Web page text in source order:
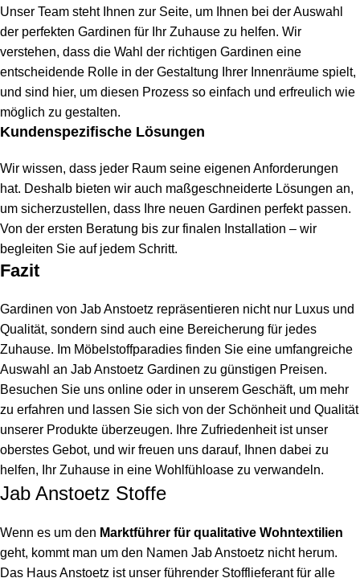
Unser Team steht Ihnen zur Seite, um Ihnen bei der Auswahl
der perfekten Gardinen für Ihr Zuhause zu helfen. Wir
verstehen, dass die Wahl der richtigen Gardinen eine
entscheidende Rolle in der Gestaltung Ihrer Innenräume spielt,
und sind hier, um diesen Prozess so einfach und erfreulich wie
möglich zu gestalten.
Kundenspezifische Lösungen
Wir wissen, dass jeder Raum seine eigenen Anforderungen
hat. Deshalb bieten wir auch maßgeschneiderte Lösungen an,
um sicherzustellen, dass Ihre neuen Gardinen perfekt passen.
Von der ersten Beratung bis zur finalen Installation – wir
begleiten Sie auf jedem Schritt.
Fazit
Gardinen von Jab Anstoetz repräsentieren nicht nur Luxus und
Qualität, sondern sind auch eine Bereicherung für jedes
Zuhause. Im Möbelstoffparadies finden Sie eine umfangreiche
Auswahl an Jab Anstoetz Gardinen zu günstigen Preisen.
Besuchen Sie uns online oder in unserem Geschäft, um mehr
zu erfahren und lassen Sie sich von der Schönheit und Qualität
unserer Produkte überzeugen. Ihre Zufriedenheit ist unser
oberstes Gebot, und wir freuen uns darauf, Ihnen dabei zu
helfen, Ihr Zuhause in eine Wohlfühloase zu verwandeln.
Jab Anstoetz Stoffe
Wenn es um den Marktführer für qualitative Wohntextilien
geht, kommt man um den Namen Jab Anstoetz nicht herum.
Das Haus Anstoetz ist unser führender Stofflieferant für alle